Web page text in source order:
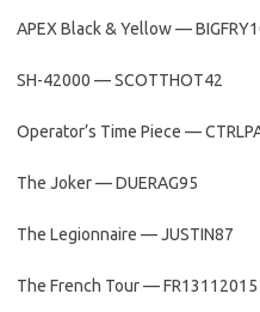
APEX Black & Yellow —
SH-42000 — SCOTTHOT42
Operator’s Time Piece —
The Joker — DUERAG95
The Legionnaire — JUSTIN87
The French Tour — FR13112015